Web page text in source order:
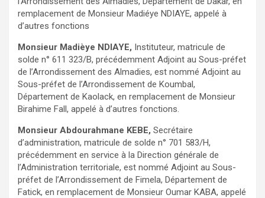
remplacement de Monsieur Madiéye NDIAYE, appelé à
d’autres fonctions
Monsieur Madièye NDIAYE, Instituteur, matricule de
solde n° 611 323/B, précédemment Adjoint au Sous-préfet
de l’Arrondissement des Almadies, est nommé Adjoint au
Sous-préfet de l’Arrondissement de Koumbal,
Département de Kaolack, en remplacement de Monsieur
Birahime Fall, appelé à d’autres fonctions.
Monsieur Abdourahmane KEBE, Secrétaire
d’administration, matricule de solde n° 701 583/H,
précédemment en service à la Direction générale de
l’Administration territoriale, est nommé Adjoint au Sous-
préfet de l’Arrondissement de Fimela, Département de
Fatick, en remplacement de Monsieur Oumar KABA, appelé